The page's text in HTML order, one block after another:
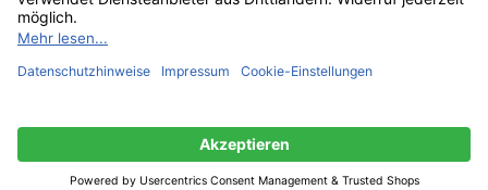
Impressum AGB
Alle Preise inkl. gesetzl. Mehrwertsteuer zzgl.Versandkosten
und ggf. Nachnahmegebühren, wenn nicht anders angegeben.